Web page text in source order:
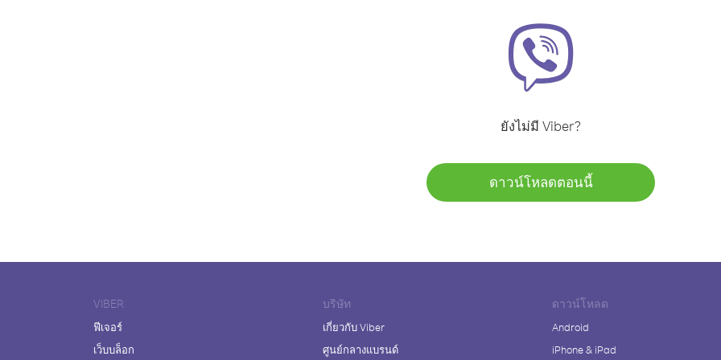
ยังไม่มี Viber?
ดาวน์โหลดตอนนี้
VIBER
ฟีเจอร์
เว็บบล็อก
บริษัท
เกี่ยวกับ Viber
ศูนย์กลางแบรนด์
ดาวน์โหลด
Android
iPhone & iPad